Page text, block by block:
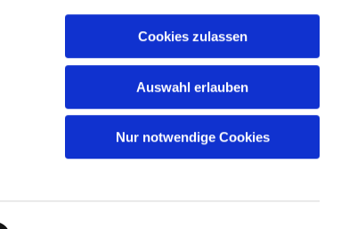
Cookies zulassen
Auswahl erlauben
Nur notwendige Cookies